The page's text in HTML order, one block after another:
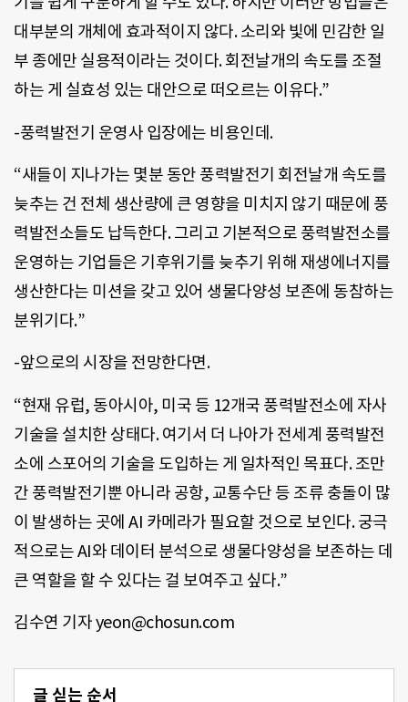
대부분의 개체에 효과적이지 않다. 소리와 빛에 민감한 일
부 종에만 실용적이라는 것이다. 회전날개의 속도를 조절
하는 게 실효성 있는 대안으로 떠오르는 이유다.”
-풍력발전기 운영사 입장에는 비용인데.
“새들이 지나가는 몇분 동안 풍력발전기 회전날개 속도를
늦추는 건 전체 생산량에 큰 영향을 미치지 않기 때문에 풍
력발전소들도 납득한다. 그리고 기본적으로 풍력발전소를
운영하는 기업들은 기후위기를 늦추기 위해 재생에너지를
생산한다는 미션을 갖고 있어 생물다양성 보존에 동참하는
분위기다.”
-앞으로의 시장을 전망한다면.
“현재 유럽, 동아시아, 미국 등 12개국 풍력발전소에 자사
기술을 설치한 상태다. 여기서 더 나아가 전세계 풍력발전
소에 스포어의 기술을 도입하는 게 일차적인 목표다. 조만
간 풍력발전기뿐 아니라 공항, 교통수단 등 조류 충돌이 많
이 발생하는 곳에 AI 카메라가 필요할 것으로 보인다. 궁극
적으로는 AI와 데이터 분석으로 생물다양성을 보존하는 데
큰 역할을 할 수 있다는 걸 보여주고 싶다.”
김수연 기자 yeon@chosun.com
글 싣는 순서